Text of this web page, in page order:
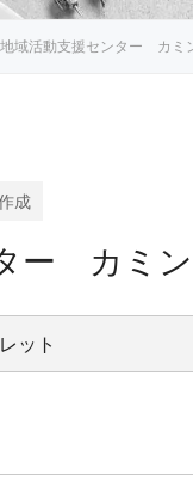
地域活動支援センター カミ
成
ター カミ
ット